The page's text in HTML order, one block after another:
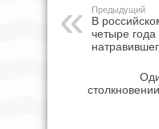
Предыдущий
В
четыре года